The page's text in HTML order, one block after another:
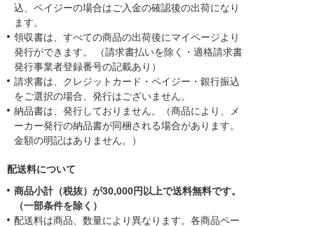
込、ペイジーの場合はご入金の確認後の出荷になり
ます。
領収書は、すべての商品の出荷後にマイページより
発行ができます。 （請求書払いを除く・適格請求書
発行事業者登録番号の記載あり）
請求書は、クレジットカード・ペイジー・銀行振込
をご選択の場合、発行はございません。
納品書は、発行しておりません。（商品により、メ
ーカー発行の納品書が同梱される場合があります。
金額の明記はありません。）
配送料について
商品小計（税抜）が30,000円以上で送料無料です。
（一部条件を除く）
配送料は商品、数量により異なります。各商品ペー